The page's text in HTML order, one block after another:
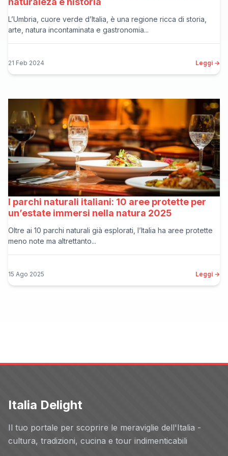
L’Umbria, cuore verde d’Italia, è una regione ricca di storia,
arte, natura incontaminata e gastronomia...
21 Feb 2024 Leggi →
I parchi naturali italiani: 10 aree protette per
un’estate immersi nella natura 2025
Oltre ai 10 parchi naturali già esplorati, l’Italia ha aree protette
meno note ma altrettanto...
15 Ago 2025 Leggi →
Italia Delight
Il tuo portale per scoprire le meraviglie dell'Italia -
cultura, tradizioni, cucina e tour indimenticabili